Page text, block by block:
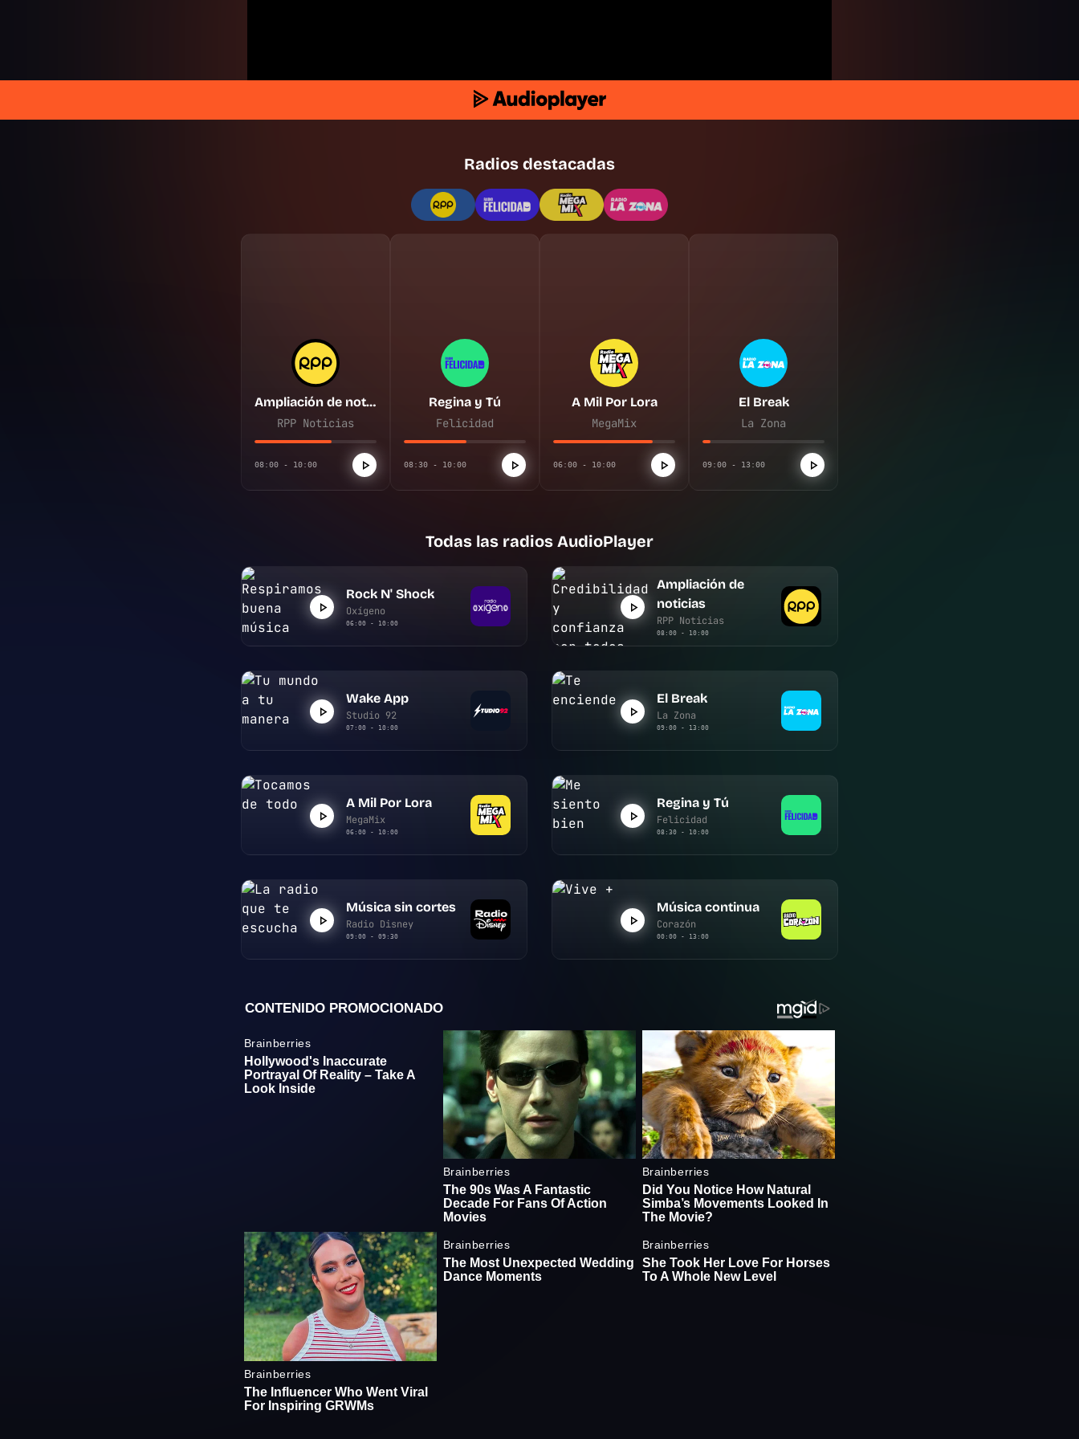
Radios destacadas
Ampliación de noticias
RPP Noticias
08:00 - 10:00
Regina y Tú
Felicidad
08:30 - 10:00
A Mil Por Lora
MegaMix
06:00 - 10:00
El Break
La Zona
09:00 - 13:00
Todas las radios AudioPlayer
Rock N' Shock
Oxígeno
06:00 - 10:00
Ampliación de
noticias
RPP Noticias
08:00 - 10:00
Wake App
Studio 92
07:00 - 10:00
El Break
La Zona
09:00 - 13:00
A Mil Por Lora
MegaMix
06:00 - 10:00
Regina y Tú
Felicidad
08:30 - 10:00
Música sin cortes
Radio Disney
09:00 - 09:30
Música continua
Corazón
00:00 - 13:00